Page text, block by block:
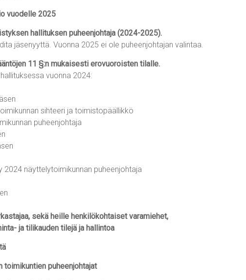
vuodelle 2025
hallituksen puheenjohtaja (2024-2025).
jäsenyyttä. Vuonna 2025 ei ole puheenjohtajan valintaa.
11 §:n mukaisesti erovuoroisten tilalle.
vuonna 2024:
sihteeri ja toimistopäällikkö
puheenjohtaja
2024 näyttelytoimikunnan puheenjohtaja
sekä heille henkilökohtaiset varamiehet,
ja tilikauden tilejä ja hallintoa
toimikuntien puheenjohtajat